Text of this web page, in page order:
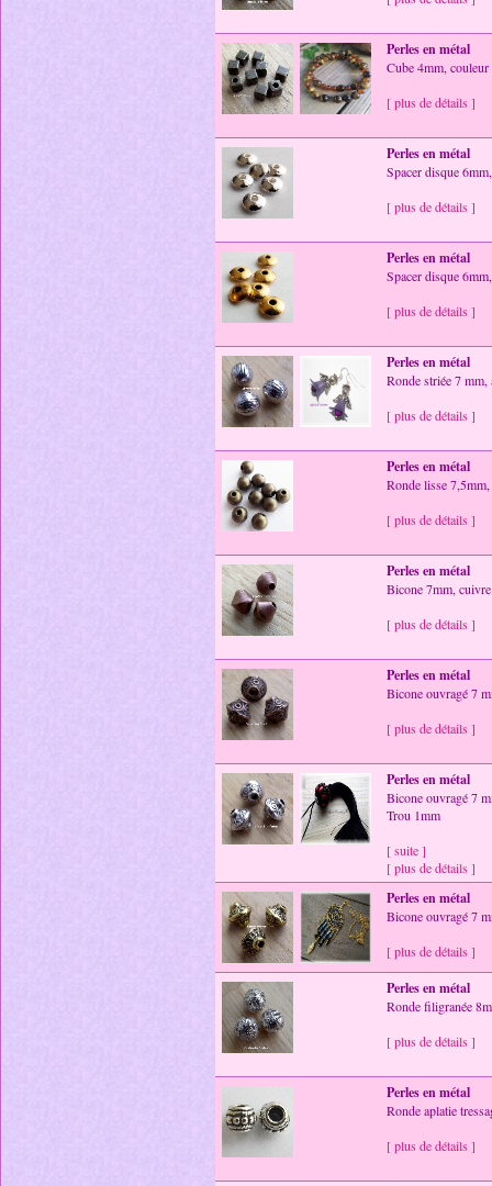
Perles en métal
Cube 4mm, couleur
[ plus de détails ]
Perles en métal
Spacer disque
[ plus de détails ]
Perles en métal
Spacer disque
[ plus de détails ]
Perles en métal
Ronde striée 7
[ plus de détails ]
Perles en métal
Ronde lisse
[ plus de détails ]
Perles en métal
Bicone 7mm,
[ plus de détails ]
Perles en métal
Bicone ouvragé 7
[ plus de détails ]
Perles en métal
Bicone ouvragé 7
Trou 1mm
[ suite ]
[ plus de détails ]
Perles en métal
Bicone ouvragé 7
[ plus de détails ]
Perles en métal
Ronde filigranée
[ plus de détails ]
Perles en métal
Ronde aplatie
[ plus de détails ]